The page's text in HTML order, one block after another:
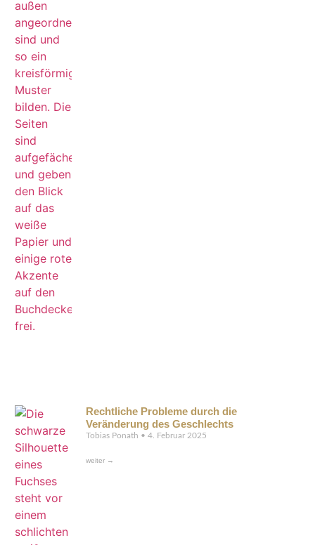
Rechtliche Probleme durch die
Veränderung des Geschlechts
Tobias Ponath 4. Februar 2025
weiter →